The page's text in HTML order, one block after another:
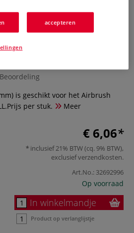
mm — voor
pistool 182
is geschikt voor het Airbrush
per stuk.
Meer
€ 6,06
inclusief 21% BTW (cq. 9% BTW),
exclusiefverzendkosten.
Art.No.: 32692996
Op voorraad
In winkelmandje
Product op verlanglijstje
accepteren